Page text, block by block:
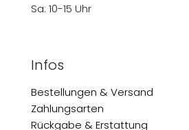
Sa: 10-15 Uhr
Infos
Bestellungen & Versand
Zahlungsarten
Rückgabe & Erstattung